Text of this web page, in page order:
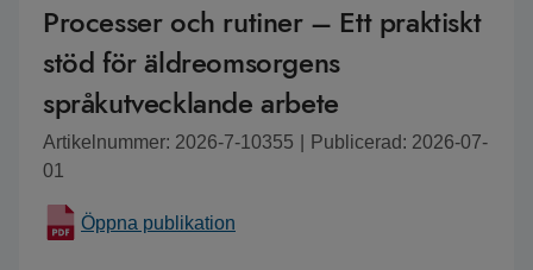
Processer och rutiner – Ett praktiskt
stöd för äldreomsorgens
språkutvecklande arbete
Artikelnummer: 2026-7-10355
Publicerad: 2026-07-
01
Öppna publikation